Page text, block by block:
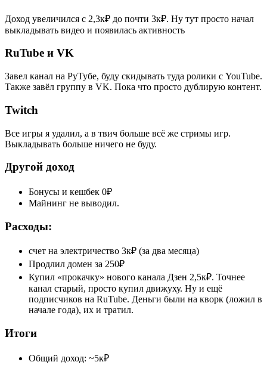
Доход увеличился с 2,3к₽ до почти 3к₽. Ну тут просто начал
выкладывать видео и появилась активность
RuTube и VK
Завел канал на РуТубе, буду скидывать туда ролики с YouTube.
Также завёл группу в VK. Пока что просто дублирую контент.
Twitch
Все игры я удалил, а в твич больше всё же стримы игр.
Выкладывать больше ничего не буду.
Другой доход
Бонусы и кешбек 0₽
Майнинг не выводил.
Расходы:
счет на электричество 3к₽ (за два месяца)
Продлил домен за 250₽
Купил «прокачку» нового канала Дзен 2,5к₽. Точнее
канал старый, просто купил движуху. Ну и ещё
подписчиков на RuTube. Деньги были на кворк (ложил в
начале года), их и тратил.
Итоги
Общий доход: ~5к₽